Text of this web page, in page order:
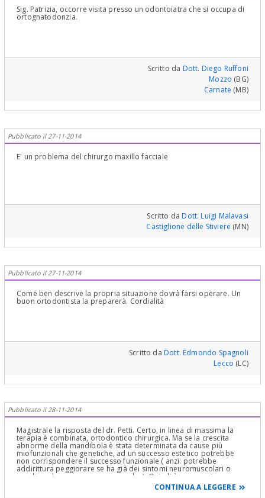
Sig. Patrizia, occorre visita presso un odontoiatra che si occupa di
ortognatodonzia.
Scritto da Dott. Diego Ruffoni
Mozzo (BG)
Carnate (MB)
Pubblicato il 27-11-2014
E' un problema del chirurgo maxillo facciale
Scritto daDott. Luigi Malavasi
Castiglione delle Stiviere (MN)
Pubblicato il 27-11-2014
Come ben descrive la propria situazione dovrà farsi operare. Un
buon ortodontista la preparerà. Cordialità
Scritto daDott. Edmondo Spagnoli
Lecco (LC)
Pubblicato il 28-11-2014
Magistrale la risposta del dr. Petti. Certo, in linea di massima la
terapia è combinata, ortodontico chirurgica. Ma se la crescita
abnorme della mandibola è stata determinata da cause più
miofunzionali che genetiche, ad un successo estetico potrebbe
non corrispondere il successo funzionale ( anzi: potrebbe
addirittura peggiorare se ha già dei sintomi neuromuscolari o
produrne la comparsa se non ne ha ). Quindi è necessaria
un'attenta ed accurata serie di indagini preliminari. Si rivolga ad
uno gnatologo esperto di tali problematiche.CONTINUA A LEGGERE